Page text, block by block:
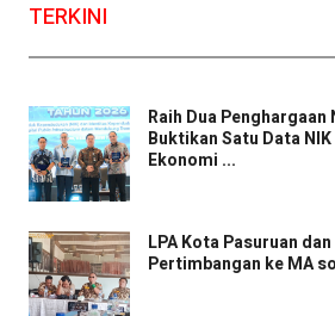
TERKINI
Raih Dua
Buktikan Satu Data
Ekonomi ...
LPA Kota Pasuruan
Pertimbangan ke MA